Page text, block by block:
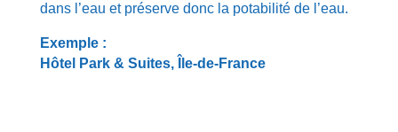
dans l’eau et préserve donc la potabilité de l’eau.
Exemple :
Hôtel Park & Suites, Île-de-France